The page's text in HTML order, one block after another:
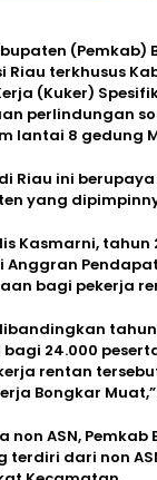
Riau terkhusus
(Kuker)
perlindungan
lantai 8 gedung
Riau ini
yang
Kasmarni,
bagi pekerja
tahun
24.000
rentan
Bongkar
ASN,
terdiri dari non